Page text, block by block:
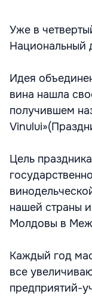
Уже в
Национальный
Идея
вина нашла
получившем
Цель
нашей страны
Молдовы в
Каждый год
все
предприятий-